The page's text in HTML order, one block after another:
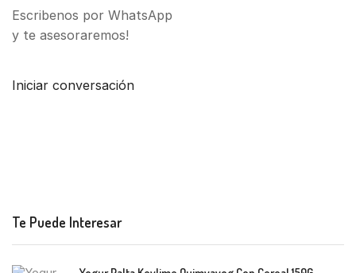
Escribenos por WhatsApp
y te asesoraremos!
Iniciar conversación
Te Puede Interesar